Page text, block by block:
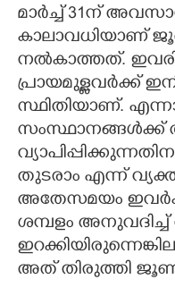
മാർച്ച് 31ന്
കാലാവധിയാണ്
നൽകാത്തത്.
പ്രായമുള്ളവർക്ക്
സ്ഥിതിയാണ്.
സംസ്ഥാനങ്ങൾക്ക്
തുടരാം എന്ന്
അതേസമയം
ശമ്പളം
അത് തിരുത്തി ജൂൺ